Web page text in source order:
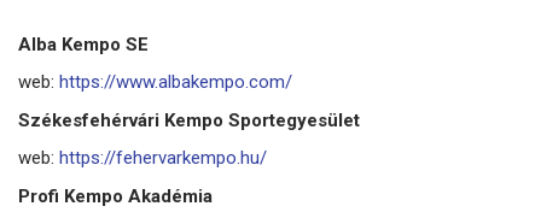
Alba Kempo SE
web: https://www.albakempo.com/
Székesfehérvári Kempo Sportegyesület
web: https://fehervarkempo.hu/
Profi Kempo Akadémia